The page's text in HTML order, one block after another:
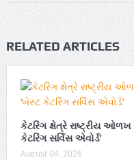
RELATED ARTICLES
કેટરિંગ ક્ષેત્રે રાષ્ટ્રીય
કેટરિંગ સર્વિસ એવોર્ડ’
August 04, 2026